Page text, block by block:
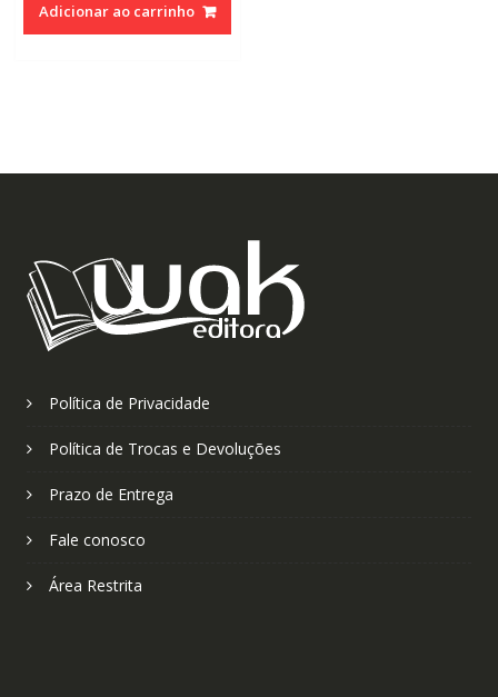
Adicionar ao carrinho
Política de Privacidade
Política de Trocas e Devoluções
Prazo de Entrega
Fale conosco
Área Restrita